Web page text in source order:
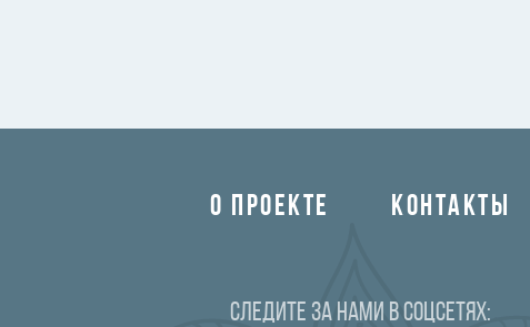
О ПРОЕКТЕ КОНТАКТЫ
Следите за нами в соцсетях: